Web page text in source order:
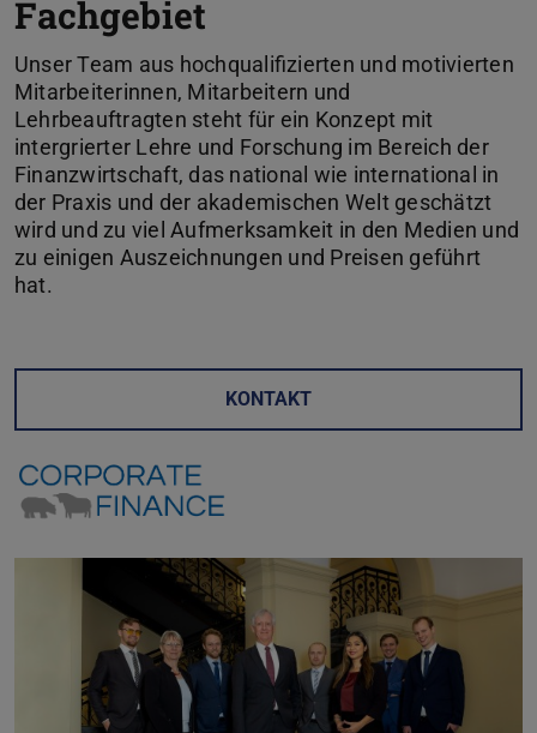
Fachgebiet
Unser Team aus hochqualifizierten und motivierten
Mitarbeiterinnen, Mitarbeitern und
Lehrbeauftragten steht für ein Konzept mit
intergrierter Lehre und Forschung im Bereich der
Finanzwirtschaft, das national wie international in
der Praxis und der akademischen Welt geschätzt
wird und zu viel Aufmerksamkeit in den Medien und
zu einigen Auszeichnungen und Preisen geführt
hat.
KONTAKT